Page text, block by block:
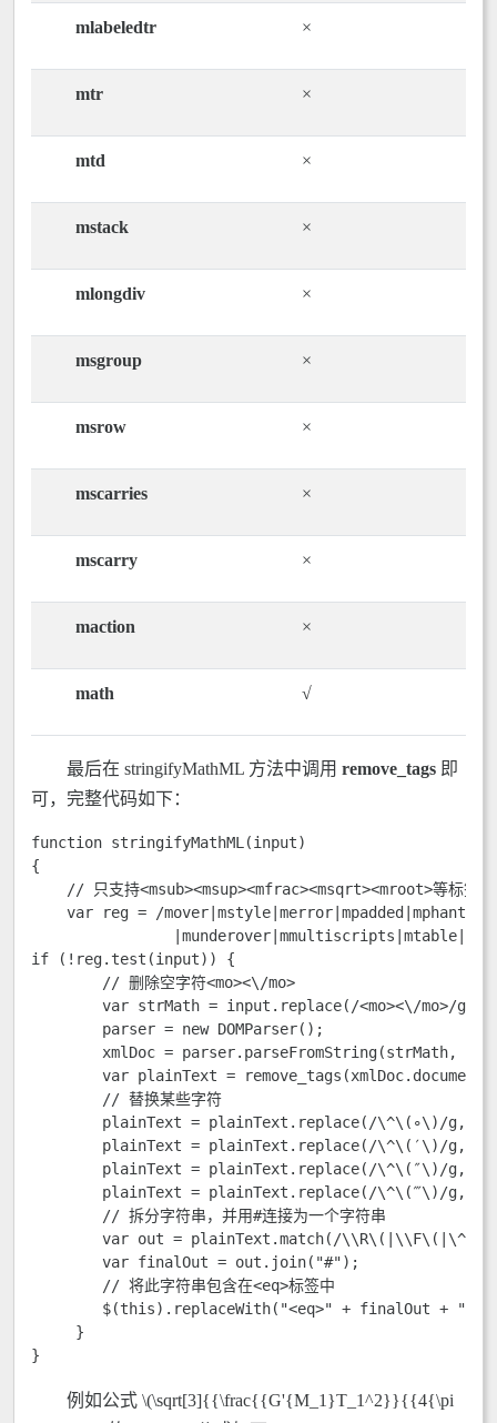
mlabeledtr ×
mtr ×
mtd ×
mstack ×
mlongdiv ×
msgroup ×
msrow ×
mscarries ×
mscarry ×
maction ×
math √
最后在 stringifyMathML 方法中调用 remove_tags 即
可，完整代码如下：
function stringifyMathML(input)
{
    // 只支持<msub><msup><mfrac><msqrt><mroot>等标签
var reg = /
if (!reg.test(input)) {
        // 删除空字符<mo>⁡<\/mo>
var strMath = input.replace(/<mo>⁡<\/mo>/g,
        parser = new DOMParser();
xmlDoc = parser.parseFromString(strMath,
var plainText =
        // 替换某些字符
plainText = plainText.replace(/\^\(∘\)/g,
plainText = plainText.replace(/\^\(′\)/g,
plainText = plainText.replace(/\^\(″\)/g,
plainText = plainText.replace(/\^\(‴\)/g,
        // 拆分字符串，并用#连接为一个字符串
var out = plainText.match(/
        var finalOut = out.join("#");
        // 将此字符串包含在<eq>标签中
$(this).replaceWith("<eq>" + finalOut +
     }
}
例如公式 \(\sqrt[3]{{\frac{{G'{M_1}T_1^2}}{{4{\pi